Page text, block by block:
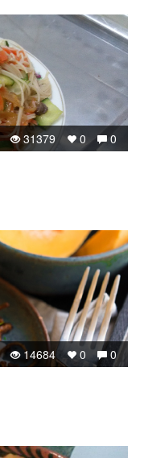
0
0
31379
0
0
14684